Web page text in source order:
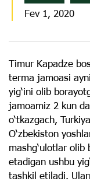
Fev 1, 2020
Timur Kapadze
terma jamoasi
yig‘ini olib
jamoamiz 2 kun
o‘tkazgach,
O‘zbekiston
mashg‘ulotlar
etadigan ushbu
tashkil etiladi.